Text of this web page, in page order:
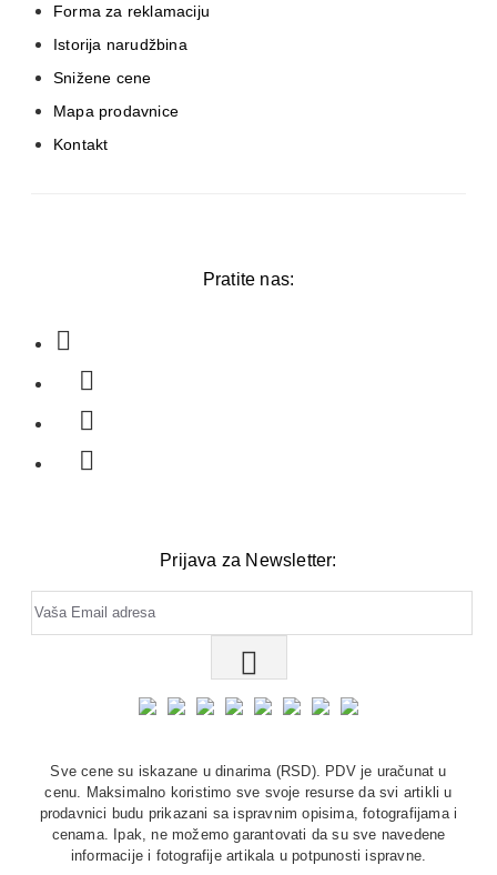
Forma za reklamaciju
Istorija narudžbina
Snižene cene
Mapa prodavnice
Kontakt
Pratite nas:
Prijava za Newsletter:
Sve cene su iskazane u dinarima (RSD). PDV je uračunat u
cenu. Maksimalno koristimo sve svoje resurse da svi artikli u
prodavnici budu prikazani sa ispravnim opisima, fotografijama i
cenama. Ipak, ne možemo garantovati da su sve navedene
informacije i fotografije artikala u potpunosti ispravne.